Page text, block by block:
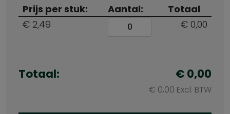
Prijs per stuk: Aantal:
Totaal
€ 2,49
€ 0,00
Totaal: €0,00
€ 0,00 Excl. BTW